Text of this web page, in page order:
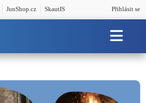
JunShop.cz SkautIS Přihlásit se